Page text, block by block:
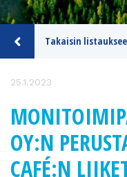
Takaisin
25.1.2023
OY:N
CAFÉ:N